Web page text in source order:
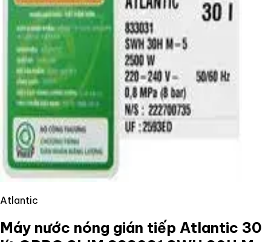
Atlantic
Máy nước nóng gián tiếp Atlantic 30